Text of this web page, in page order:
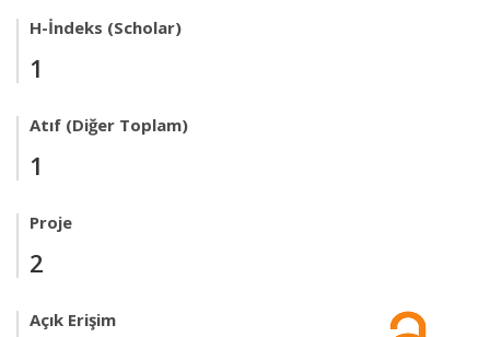
H-İndeks (Scholar)
1
Atıf (Diğer Toplam)
1
Proje
2
Açık Erişim